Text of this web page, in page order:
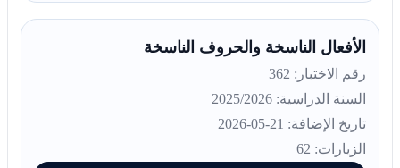
الأفعال الناسخة والحروف الناسخة
رقم الاختبار: 362
السنة الدراسية: 2025/2026
تاريخ الإضافة: 21-05-2026
الزيارات: 62